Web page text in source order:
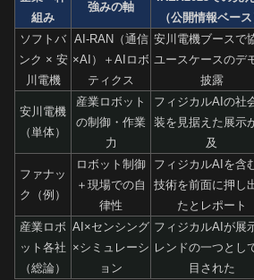
組み
強みの軸
（公開情報ベース
ソフトバ
ンク × 安
川電機
AI-RAN（通信
×AI）＋AIロボ
ティクス
安川電機ブースで
ユースケースのデ
披露
安川電機
（単体）
産業ロボット
の制御・作業
力
フィジカルAIの社
装を見据えた展示
及
ファナッ
ク（例）
ロボット制御
＋現場での自
律性
フィジカルAIを含
技術を前面に押し
たとレポート
産業ロボ
ット各社
（総論）
AI×センシング
×シミュレーシ
ョン
フィジカルAIが展
レンドの一つとし
目された